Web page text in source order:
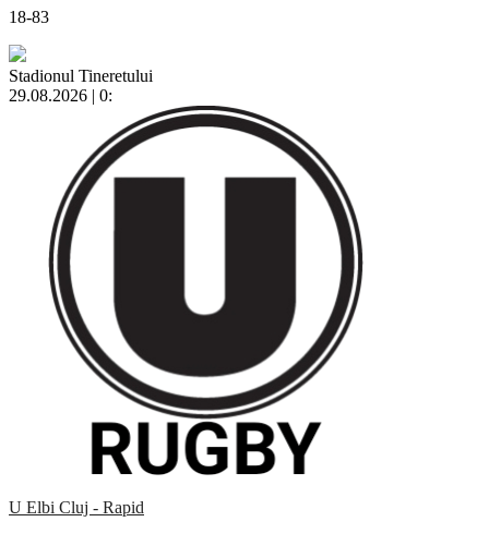
18-83
Stadionul Tineretului
29.08.2026 | 0:
U Elbi Cluj - Rapid